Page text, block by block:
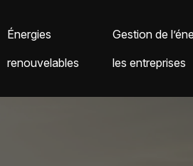
Énergies
renouvelables
Gestion de
les entreprises